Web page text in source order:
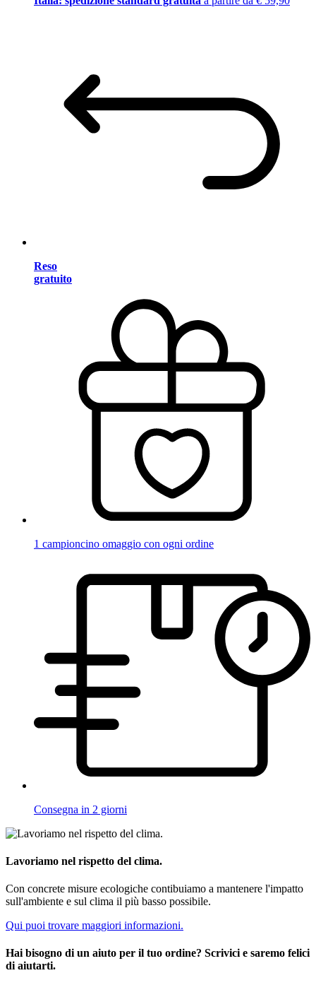
Reso
gratuito
1 campioncino omaggio con ogni ordine
Consegna in 2 giorni
Lavoriamo nel rispetto del clima.
Con concrete misure ecologiche contibuiamo a mantenere l'impatto
sull'ambiente e sul clima il più basso possibile.
Qui puoi trovare maggiori informazioni.
Hai bisogno di un aiuto per il tuo ordine? Scrivici e saremo felici
di aiutarti.